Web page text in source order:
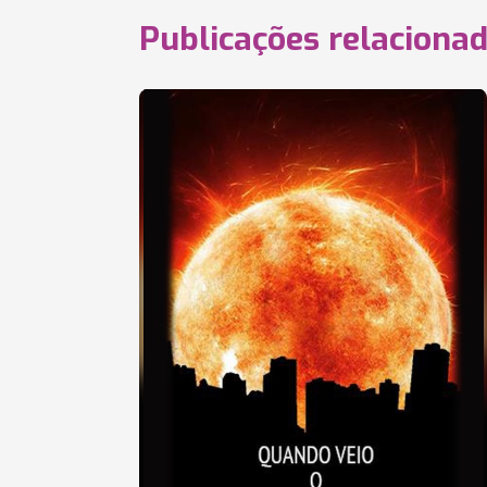
Publicações